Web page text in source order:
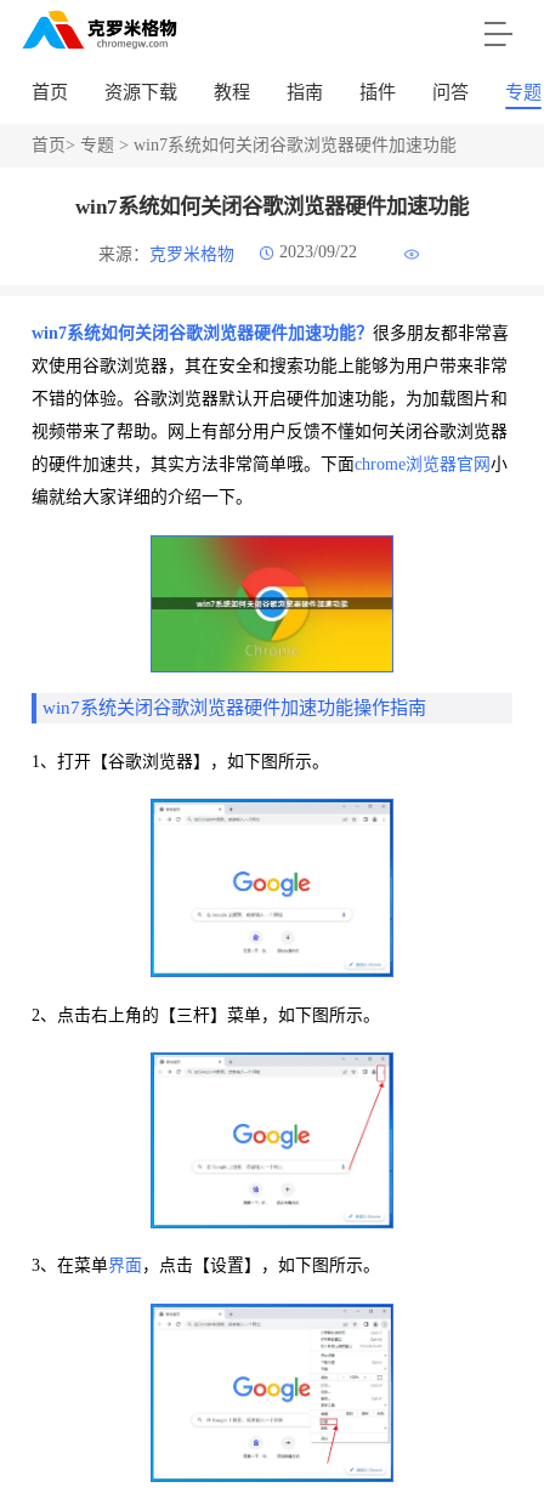
首页 资源下载 教程 指南 插件 问答 专题
首页> 专题> win7系统如何关闭谷歌浏览器硬件加速功能
win7系统如何关闭谷歌浏览器硬件加速功能
来源： 克罗米格物 2023/09/22
win7系统如何关闭谷歌浏览器硬件加速功能？ 很多朋友都非常喜
欢使用谷歌浏览器，其在安全和搜索功能上能够为用户带来非常
不错的体验。谷歌浏览器默认开启硬件加速功能，为加载图片和
视频带来了帮助。网上有部分用户反馈不懂如何关闭谷歌浏览器
的硬件加速共，其实方法非常简单哦。下面chrome浏览器官网 小
编就给大家详细的介绍一下。
win7系统关闭谷歌浏览器硬件加速功能操作指南
1、打开【谷歌浏览器】，如下图所示。
2、点击右上角的【三杆】菜单，如下图所示。
3、在菜单界面 ，点击【设置】，如下图所示。